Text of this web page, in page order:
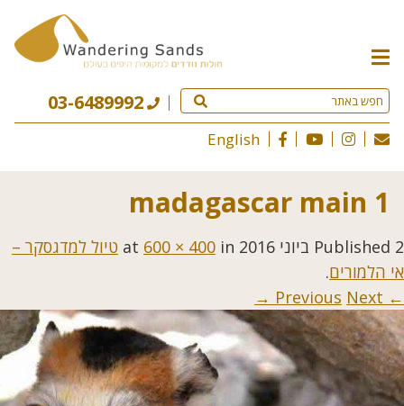
תפריט
האתר
03-6489992
English
madagascar main 1
Published 2 ביוני 2016 600 × 400 in
טיול למדגסקר –
אי הלמורים.
← Previous
Next →